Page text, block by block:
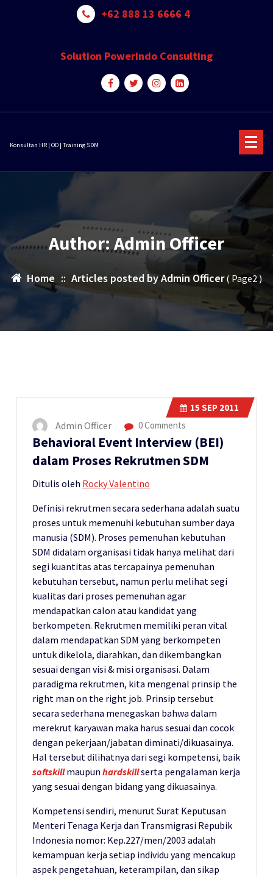
+62 888 13 6666 4
Solution Powerindo Consulting
Konsultan HR | OD | Training SDM
Author: Admin Officer
Home :: Articles posted by Admin Officer( Page2 )
15 SEP 2011
Admin Officer 0 Comments
Behavioral Event Interview (BEI)
dalam Proses Rekrutmen SDM
Ditulis oleh Rocky Valentino
Definisi rekrutmen secara sederhana adalah suatu
proses untuk memenuhi kebutuhan sumber daya
manusia (SDM). Proses pemenuhan kebutuhan
SDM didalam organisasi tidak hanya melihat dari
segi kuantitas atas tercapainya pemenuhan
kebutuhan tersebut, namun perlu melihat segi
kualitas dari proses pemenuhan agar
mendapatkan calon atau kandidat yang
berkompeten. Rekrutmen memiliki peran vital
dalam mendapatkan SDM yang berkompeten
untuk dikelola, diarahkan, dan dikembangkan
sesuai dengan visi & misi organisasi. Dalam
paradigma rekrutmen, kita mengenal prinsip the
right man on the right job. Prinsip tersebut
secara sederhana menegaskan bahwa dalam
merekrut karyawan maka harus sesuai dan cocok
dengan pekerjaan/jabatan diminati/dikuasainya.
Hal tersebut dilihatnya dari segi kompetensi, baik
softskillmaupun hardskillserta pengalaman kerja
yang sesuai dengan bidang yang dikuasainya.
Kompetensi sendiri, menurut Surat Keputusan
Menteri Tenaga Kerja dan Transmigrasi Repubik
Indonesia nomor: Kep.227/men/2003 adalah
kemampuan kerja setiap individu yang mencakup
aspek pengetahuan, keterampilan, dan sikap